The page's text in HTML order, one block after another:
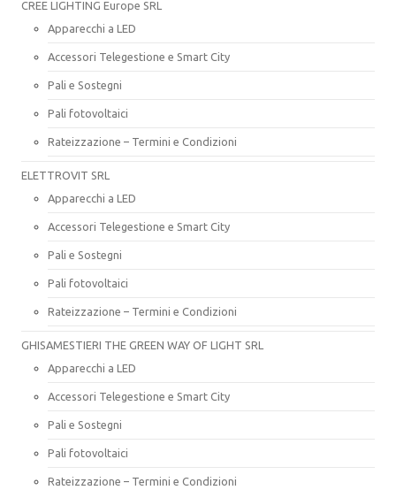
CREE LIGHTING Europe SRL
Apparecchi a LED
Accessori Telegestione e Smart City
Pali e Sostegni
Pali fotovoltaici
Rateizzazione – Termini e Condizioni
ELETTROVIT SRL
Apparecchi a LED
Accessori Telegestione e Smart City
Pali e Sostegni
Pali fotovoltaici
Rateizzazione – Termini e Condizioni
GHISAMESTIERI THE GREEN WAY OF LIGHT SRL
Apparecchi a LED
Accessori Telegestione e Smart City
Pali e Sostegni
Pali fotovoltaici
Rateizzazione – Termini e Condizioni